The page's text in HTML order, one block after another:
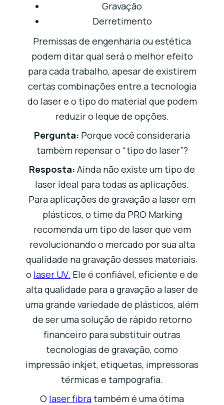
Gravação
Derretimento
Premissas de engenharia ou estética
podem ditar qual será o melhor efeito
para cada trabalho, apesar de existirem
certas combinações entre a tecnologia
do laser e o tipo do material que podem
reduzir o leque de opções.
Pergunta: Porque você consideraria
também repensar o “tipo do laser”?
Resposta: Ainda não existe um tipo de
laser ideal para todas as aplicações.
Para aplicações de gravação a laser em
plásticos, o time da PRO Marking
recomenda um tipo de laser que vem
revolucionando o mercado por sua alta
qualidade na gravação desses materiais:
o laser UV. Ele é confiável, eficiente e de
alta qualidade para a gravação a laser de
uma grande variedade de plásticos, além
de ser uma solução de rápido retorno
financeiro para substituir outras
tecnologias de gravação, como
impressão inkjet, etiquetas, impressoras
térmicas e tampografia.
O laser fibratambém é uma ótima